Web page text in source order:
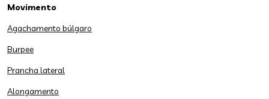
Movimento
Agachamento búlgaro
Burpee
Prancha lateral
Alongamento